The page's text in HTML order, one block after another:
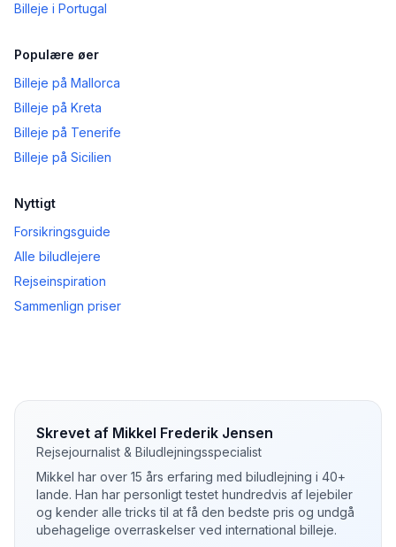
Billeje i Portugal
Populære øer
Billeje på Mallorca
Billeje på Kreta
Billeje på Tenerife
Billeje på Sicilien
Nyttigt
Forsikringsguide
Alle biludlejere
Rejseinspiration
Sammenlign priser
Skrevet af Mikkel Frederik Jensen
Rejsejournalist & Biludlejningsspecialist
Mikkel har over 15 års erfaring med biludlejning i 40+
lande. Han har personligt testet hundredvis af lejebiler
og kender alle tricks til at få den bedste pris og undgå
ubehagelige overraskelser ved international billeje.